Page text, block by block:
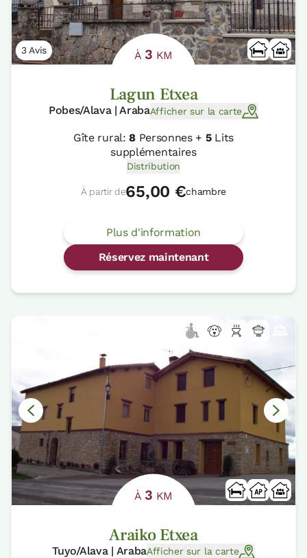
3 Avis À 3 KM
Lagun Etxea
Pobes/Alava | ArabaAfficher sur la carte
Gîte rural:8Personnes + 5Lits
supplémentaires
Distribution
À partir de65,00 €chambre
Plus d'information
Réservez maintenant
À 3 KM
Araiko Etxea
Tuyo/Alava | ArabaAfficher sur la carte